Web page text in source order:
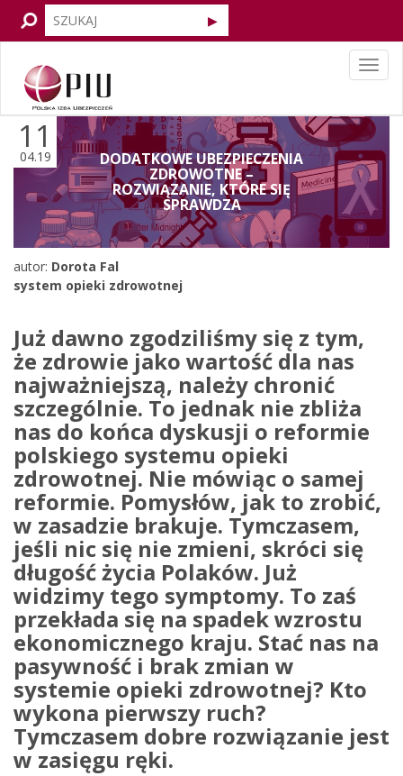
11
04.19 DODATKOWE UBEZPIECZENIA
ZDROWOTNE –
ROZWIĄZANIE, KTÓRE SIĘ
SPRAWDZA
autor: Dorota Fal
system opieki zdrowotnej
Już dawno zgodziliśmy się z tym,
że zdrowie jako wartość dla nas
najważniejszą, należy chronić
szczególnie. To jednak nie zbliża
nas do końca dyskusji o reformie
polskiego systemu opieki
zdrowotnej. Nie mówiąc o samej
reformie. Pomysłów, jak to zrobić,
w zasadzie brakuje. Tymczasem,
jeśli nic się nie zmieni, skróci się
długość życia Polaków. Już
widzimy tego symptomy. To zaś
przekłada się na spadek wzrostu
ekonomicznego kraju. Stać nas na
pasywność i brak zmian w
systemie opieki zdrowotnej? Kto
wykona pierwszy ruch?
Tymczasem dobre rozwiązanie jest
w zasięgu ręki.